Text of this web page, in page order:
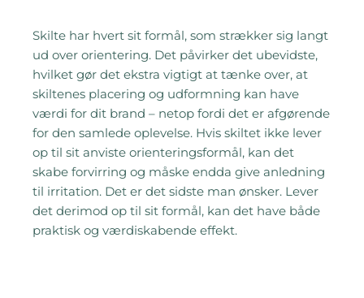
Skilte har hvert sit formål, som strækker sig langt
ud over orientering. Det påvirker det ubevidste,
hvilket gør det ekstra vigtigt at tænke over, at
skiltenes placering og udformning kan have
værdi for dit brand – netop fordi det er afgørende
for den samlede oplevelse. Hvis skiltet ikke lever
op til sit anviste orienteringsformål, kan det
skabe forvirring og måske endda give anledning
til irritation. Det er det sidste man ønsker. Lever
det derimod op til sit formål, kan det have både
praktisk og værdiskabende effekt.